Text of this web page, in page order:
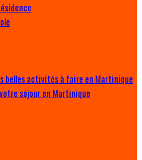
belles activités à faire en Martinique
séjour en Martinique